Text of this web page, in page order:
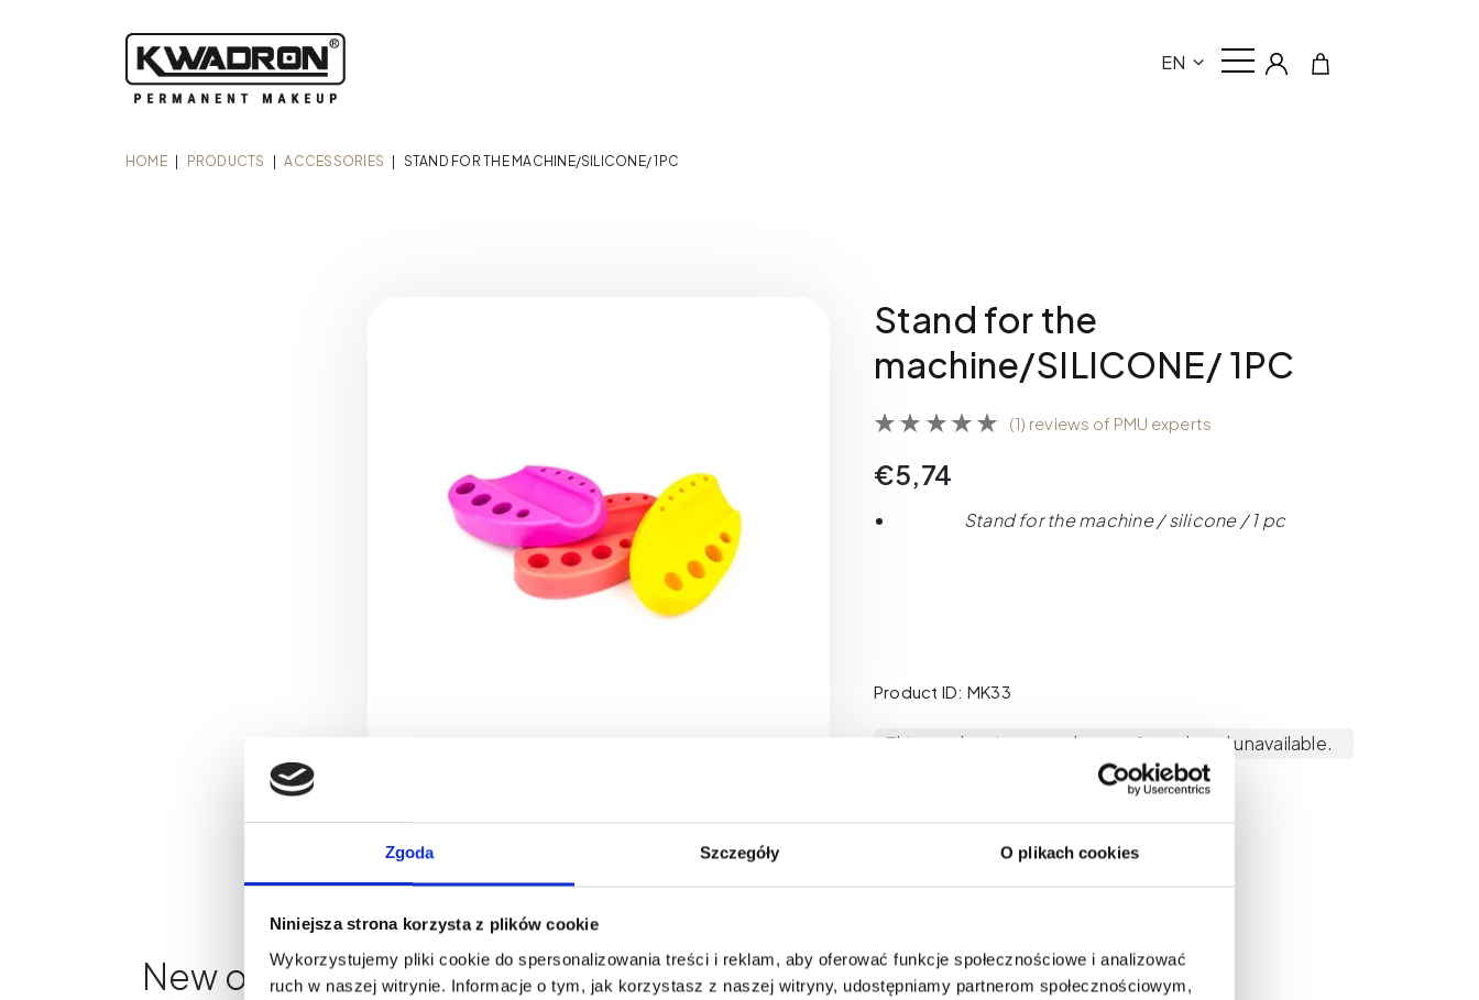
Zgoda Szczegóły O plikach cookies
Niniejsza strona korzysta z plików cookie
Wykorzystujemy pliki cookie do spersonalizowania treści i reklam, aby oferować funkcje społecznościowe i analizować
ruch w naszej witrynie. Informacje o tym, jak korzystasz z naszej witryny, udostępniamy partnerom społecznościowym,
EN
HOME PRODUCTS ACCESSORIES STAND FOR THE MACHINE/SILICONE/ 1PC
Stand for the
machine/SILICONE/ 1PC
(1) reviews of PMU experts
€5,74
Stand for the machine / silicone / 1 pc
Product ID: MK33
This product is currently out of stock and unavailable.
New on our blog